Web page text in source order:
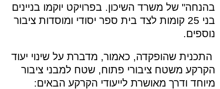
בהנחה" של משרד השיכון. בפרויקט יוקמו בניינים
בני 25 קומות לצד בית ספר יסודי ומוסדות ציבור
נוספים.
התכנית שהופקדה, כאמור, מדברת על שינוי יעוד
הקרקע משטח ציבורי פתוח, שטח למבני ציבור
מיוחד ודרך מאושרת לייעודי הקרקע הבאים: